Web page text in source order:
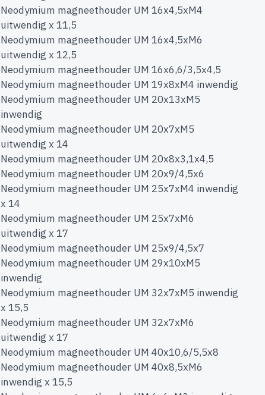
Neodymium magneethouder UM 16x4,5xM4
uitwendig x 11,5
Neodymium magneethouder UM 16x4,5xM6
uitwendig x 12,5
Neodymium magneethouder UM 16x6,6/3,5x4,5
Neodymium magneethouder UM 19x8xM4 inwendig
Neodymium magneethouder UM 20x13xM5
inwendig
Neodymium magneethouder UM 20x7xM5
uitwendig x 14
Neodymium magneethouder UM 20x8x3,1x4,5
Neodymium magneethouder UM 20x9/4,5x6
Neodymium magneethouder UM 25x7xM4 inwendig
x 14
Neodymium magneethouder UM 25x7xM6
uitwendig x 17
Neodymium magneethouder UM 25x9/4,5x7
Neodymium magneethouder UM 29x10xM5
inwendig
Neodymium magneethouder UM 32x7xM5 inwendig
x 15,5
Neodymium magneethouder UM 32x7xM6
uitwendig x 17
Neodymium magneethouder UM 40x10,6/5,5x8
Neodymium magneethouder UM 40x8,5xM6
inwendig x 15,5